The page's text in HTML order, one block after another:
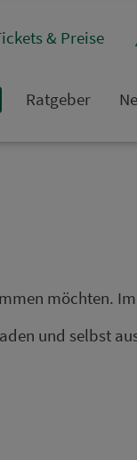
& Preise
Rat­ge­ber
möchten.
und selbst